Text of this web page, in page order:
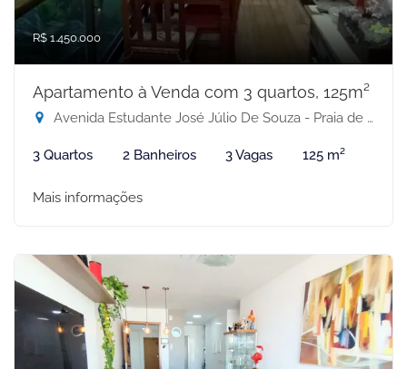
R$ 1.450.000
Apartamento à Venda com 3 quartos, 125m²
Avenida Estudante José Júlio De Souza - Praia de Itaparica, Vila Velha-ES
3 Quartos 2 Banheiros 3 Vagas 125 m²
Mais informações